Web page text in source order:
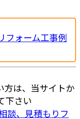
フォーム工事例